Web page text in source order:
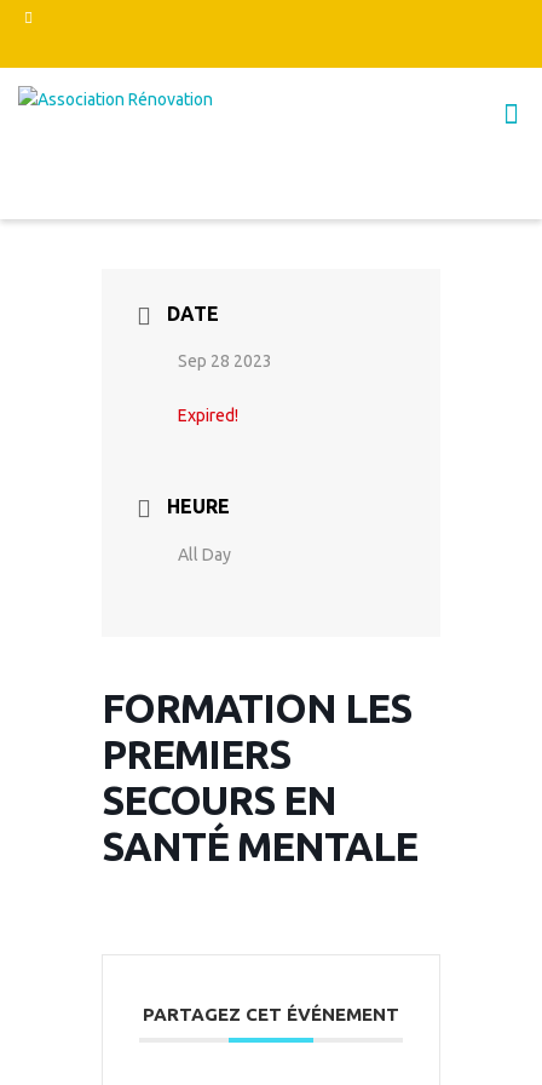
DATE
Sep 28 2023
Expired!
HEURE
All Day
FORMATION LES
PREMIERS
SECOURS EN
SANTÉ MENTALE
PARTAGEZ CET ÉVÉNEMENT